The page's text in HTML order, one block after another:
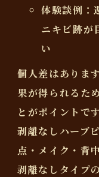
体験談例：
ニキビ跡が
い
個人差はありま
果が得られるた
とがポイントです
剥離なしハーブ
点・メイク・背
剥離なしタイプ